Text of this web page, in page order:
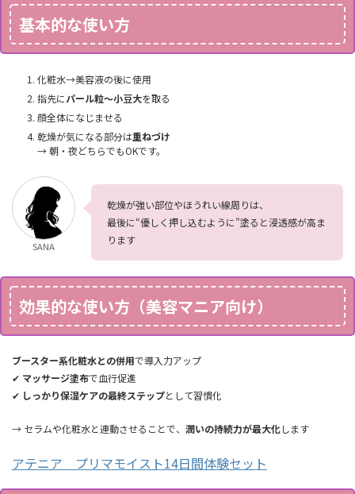
基本的な使い方
化粧水→美容液の後に使用
指先にパール粒〜小豆大を取る
顔全体になじませる
乾燥が気になる部分は重ねづけ
→ 朝・夜どちらでもOKです。
SANA
乾燥が強い部位やほうれい線周りは、
最後に“優しく押し込むように”塗ると浸透感が高ま
ります
効果的な使い方（美容マニア向け）
ブースター系化粧水との併用で導入力アップ
✔ マッサージ塗布で血行促進
✔ しっかり保湿ケアの最終ステップとして習慣化
→ セラムや化粧水と連動させることで、 潤いの持続力が最大化します
アテニア プリマモイスト14日間体験セット